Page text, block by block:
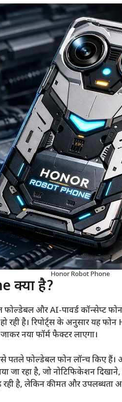
Honor Robot Phone
क्या है?
और AI-पावर्ड कॉन्सेप्ट फोन
हो रही है। रिपोर्ट्स के अनुसार यह
नया फॉर्म फैक्टर लाएगा।
पतले फोल्डेबल फोन लॉन्च किए
जा रहा है, जो नोटिफिकेशन
है, लेकिन कीमत और उपलब्धता